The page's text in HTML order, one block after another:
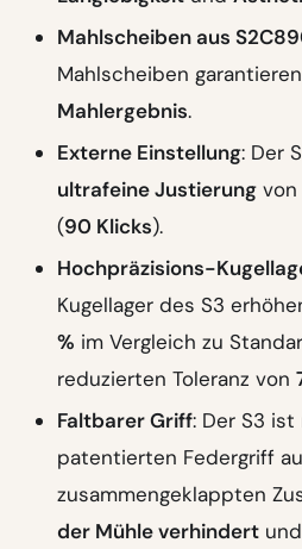
Mahlscheiben aus
Mahlscheiben
Mahlergebnis.
Externe Einstellung: Der
ultrafeine Justierung von
(90 Klicks).
Hochpräzisions-
Kugellager des S3
% im Vergleich zu
reduzierten Toleranz von
Faltbarer Griff: Der S3
patentierten Federgriff
zusammengeklappten
der Mühle verhindert und